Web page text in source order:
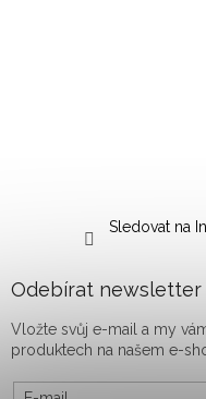
Sledovat na
Odebírat newsletter
Vložte svůj e-mail a my
produktech na našem e-